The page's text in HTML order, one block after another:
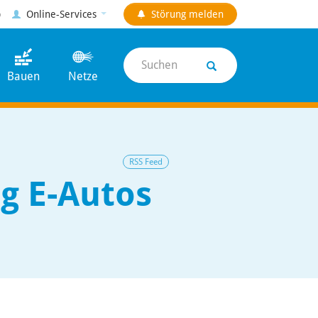
Online-Services Störung melden
Bauen Netze
Suchen
RSS Feed
E-Autos